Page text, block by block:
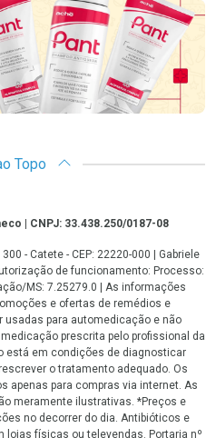
Topo
| CNPJ: 33.438.250/0187-08
- Catete - CEP: 22220-000 | Gabriele
de funcionamento: Processo:
MS: 7.25279.0 | As informações
e ofertas de remédios e
para automedicação e não
prescrita pelo profissional da
está em condições de diagnosticar
o tratamento adequado. Os
apenas para compras via internet. As
meramente ilustrativas. *Preços e
no decorrer do dia. Antibióticos e
lojas físicas ou televendas. Portaria nº